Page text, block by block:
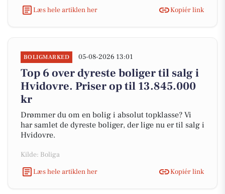
Læs hele artiklen her
Kopiér link
BOLIGMARKED 05-08-2026 13:01
Top 6 over dyreste boliger til salg i
Hvidovre. Priser op til 13.845.000
kr
Drømmer du om en bolig i absolut topklasse? Vi
har samlet de dyreste boliger, der lige nu er til salg i
Hvidovre.
Kilde: Boliga
Læs hele artiklen her
Kopiér link